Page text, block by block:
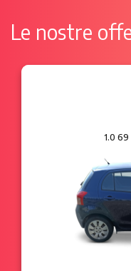
Le nostre
1.2 8V